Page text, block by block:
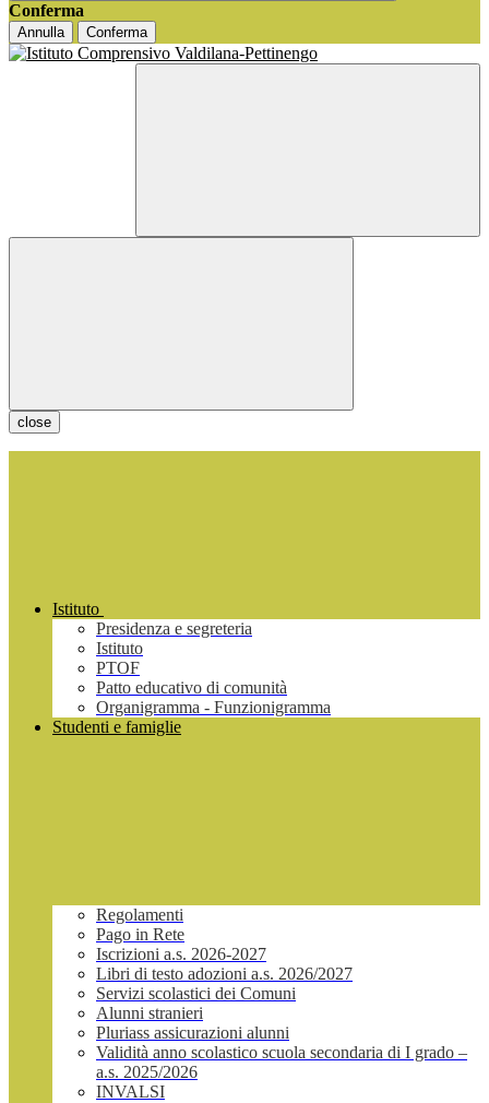
Conferma
Annulla Conferma
close
Istituto
Presidenza e segreteria
Istituto
PTOF
Patto educativo di comunità
Organigramma - Funzionigramma
Studenti e famiglie
Regolamenti
Pago in Rete
Iscrizioni a.s. 2026-2027
Libri di testo adozioni a.s. 2026/2027
Servizi scolastici dei Comuni
Alunni stranieri
Pluriass assicurazioni alunni
Validità anno scolastico scuola secondaria di I grado –
a.s. 2025/2026
INVALSI